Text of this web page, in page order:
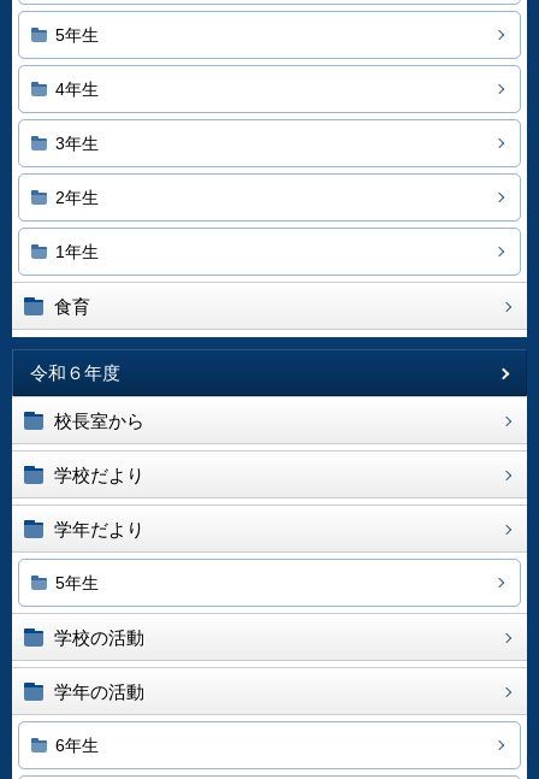
5年生
4年生
3年生
2年生
1年生
食育
令和６年度
校長室から
学校だより
学年だより
5年生
学校の活動
学年の活動
6年生